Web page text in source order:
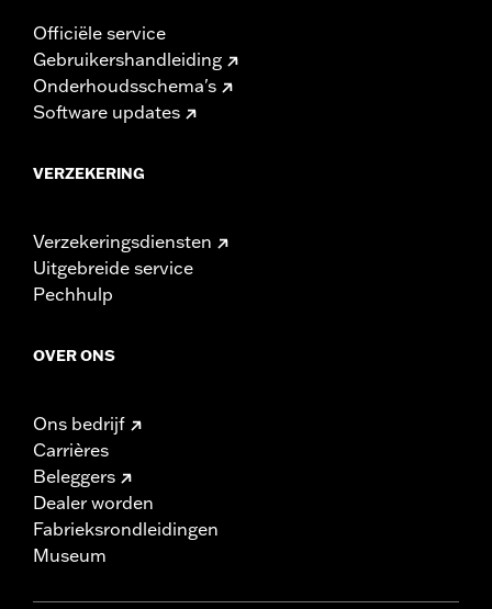
Officiële service
Gebruikershandleiding
Onderhoudsschema's
Software updates
VERZEKERING
Verzekeringsdiensten
Uitgebreide service
Pechhulp
OVER ONS
Ons bedrijf
Carrières
Beleggers
Dealer worden
Fabrieksrondleidingen
Museum